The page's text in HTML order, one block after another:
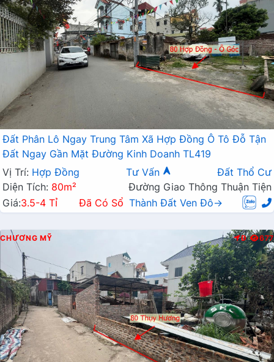
Đất Phân Lô Ngay Trung Tâm Xã Hợp Đồng Ô Tô Đỗ Tận
Đất Ngay Gần Mặt Đường Kinh Doanh TL419
Vị Trí: Hợp Đồng Tư Vấn
Đất Thổ Cư
Diện Tích: 80m²
Đường Giao Thông Thuận Tiện
Giá:3.5-4 Tỉ Đã Có Sổ Thành Đất Ven Đô→
CHƯƠNG MỸ Đ 677